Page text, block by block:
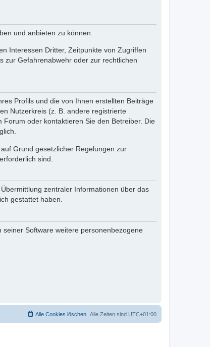
und anbieten zu können.
Interessen Dritter, Zeitpunkte von Zugriffen
zur Gefahrenabwehr oder zur rechtlichen
Profils und die von Ihnen erstellten Beiträge
Nutzerkreis (z. B. andere registrierte
oder kontaktieren Sie den Betreiber. Die
Grund gesetzlicher Regelungen zur
sind.
zentraler Informationen über das
gestattet haben.
Software weitere personenbezogene
Alle Zeiten sind UTC+01:00
Alle Cookies löschen